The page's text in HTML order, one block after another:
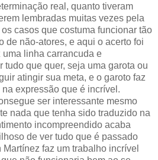
real, quanto tiveram
lembradas muitas vezes pela
casos que costuma funcionar tão
de não-atores, e aqui o acerto foi
linha carrancuda e
tudo que quer, seja uma garota ou
atingir sua meta, e o garoto faz
expressão que é incrível.
ser interessante mesmo
nada que tenha sido traduzido na
incompreendido acaba
de ver tudo que é passado
faz um trabalho incrível